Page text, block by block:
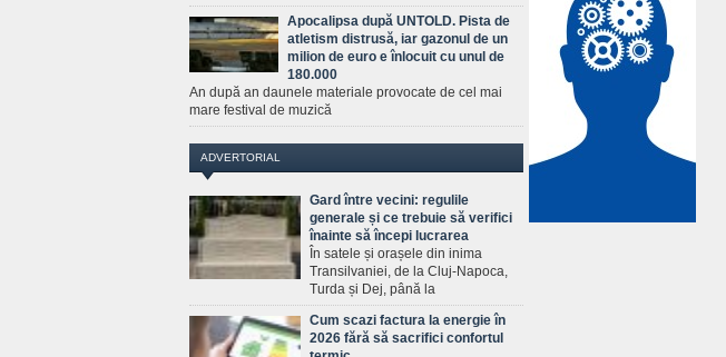
Apocalipsa după UNTOLD. Pista de
atletism distrusă, iar gazonul de un
milion de euro e înlocuit cu unul de
180.000
An după an daunele materiale provocate de cel mai
mare festival de muzică
ADVERTORIAL
Gard între vecini: regulile
generale și ce trebuie să verifici
înainte să începi lucrarea
În satele și orașele din inima
Transilvaniei, de la Cluj-Napoca,
Turda și Dej, până la
Cum scazi factura la energie în
2026 fără să sacrifici confortul